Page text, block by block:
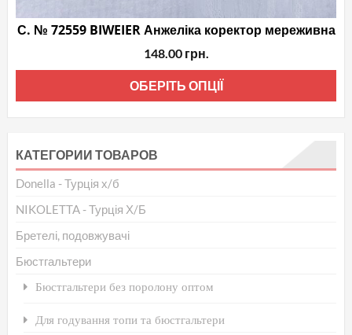
С. № 72559 BIWEIER Анжеліка коректор мереживна
148.00 грн.
ОБЕРІТЬ ОПЦІЇ
КАТЕГОРИИ ТОВАРОВ
Donella - Турція х/б
NIKOLETTA - Турція Х/Б
Бретелі, подовжувачі
Бюстгальтери
Бюстгальтери без поролону оптом
Для годування топи та бюстгальтери